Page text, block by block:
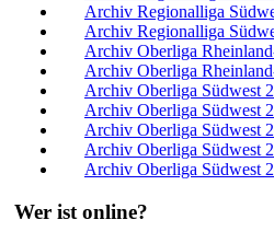
Archiv Regionalliga
Archiv Regionalliga
Archiv Oberliga
Archiv Oberliga
Archiv Oberliga Südwest
Archiv Oberliga Südwest
Archiv Oberliga Südwest
Archiv Oberliga Südwest
Archiv Oberliga Südwest
Wer ist online?